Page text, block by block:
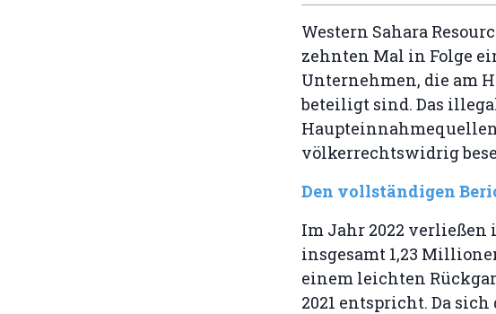
Western Sahara
zehnten Mal in Folge
Unternehmen, die am
beteiligt sind. Das
völkerrechtswidrig
Den vollständigen
Im Jahr 2022 verließen
insgesamt 1,23
einem leichten
2021 entspricht. Da